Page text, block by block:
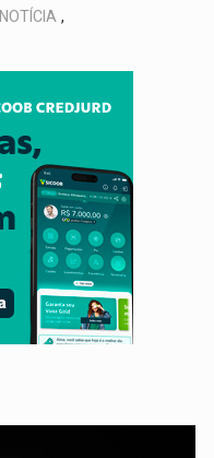
NOTÍCIA ,